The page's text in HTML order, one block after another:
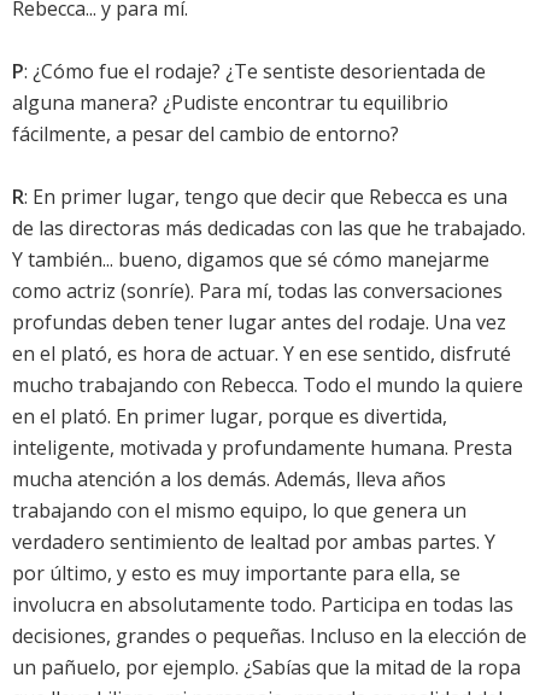
Rebecca... y para mí.
P: ¿Cómo fue el rodaje? ¿Te sentiste desorientada de
alguna manera? ¿Pudiste encontrar tu equilibrio
fácilmente, a pesar del cambio de entorno?
R: En primer lugar, tengo que decir que Rebecca es una
de las directoras más dedicadas con las que he trabajado.
Y también... bueno, digamos que sé cómo manejarme
como actriz (sonríe). Para mí, todas las conversaciones
profundas deben tener lugar antes del rodaje. Una vez
en el plató, es hora de actuar. Y en ese sentido, disfruté
mucho trabajando con Rebecca. Todo el mundo la quiere
en el plató. En primer lugar, porque es divertida,
inteligente, motivada y profundamente humana. Presta
mucha atención a los demás. Además, lleva años
trabajando con el mismo equipo, lo que genera un
verdadero sentimiento de lealtad por ambas partes. Y
por último, y esto es muy importante para ella, se
involucra en absolutamente todo. Participa en todas las
decisiones, grandes o pequeñas. Incluso en la elección de
un pañuelo, por ejemplo. ¿Sabías que la mitad de la ropa